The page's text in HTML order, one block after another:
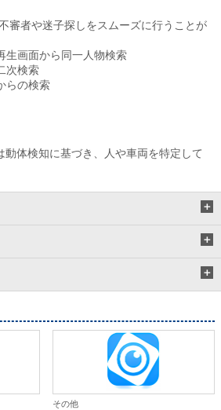
審者や迷子探しをスムーズに行うことが
生画面から同一人物検索
次検索
らの検索
体検知に基づき、人や車両を特定して
その他